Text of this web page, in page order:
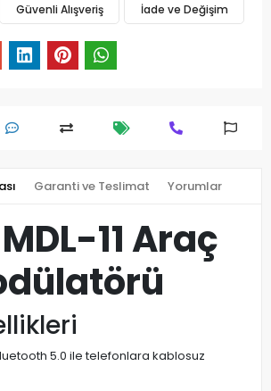
Güvenli Alışveriş İade ve Değişim
Garanti ve Teslimat Yorumlar
11 Araç
5.0 ile telefonlara kablosuz